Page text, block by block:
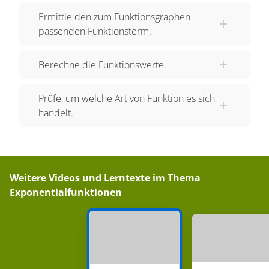
verläuft der Funktionsgraph. Ist die Basis kleiner
als eins, fällt der Funktionsgraph. Zum Beispiel
hoch x“. Das können wir mithilfe einer
Exponenten, also die x-Werte werden, desto
kleiner werden die Funktionswerte. Und je kleiner
eins ist. Gut, soweit also zu dem Fall a kleiner
ist? Dann wären alle Funktionswerte eins, denn
Ermittle den zum Funktionsgraphen
passenden Funktionsterm.
Berechne die Funktionswerte.
Prüfe, um welche Art von Funktion es sich
handelt.
Weitere Videos und Lerntexte im Thema
Exponentialfunktionen